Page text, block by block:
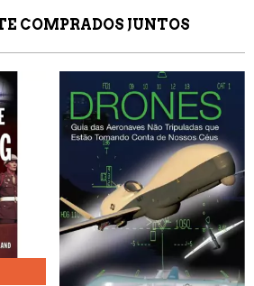
COMPRADOS JUNTOS